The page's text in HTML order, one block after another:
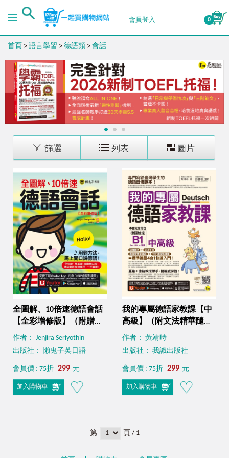
排序
出版日期 (舊→新)
銷售量 (高→低)
銷售量 (低→高)
價格 (高→低)
價格 (低→高)
會員登入 0
首頁 > 語言學習 > 德語類 > 會話
1 2 3
篩選 列表 圖片
全圖解、10倍速德語會話
【全彩增修版】（附贈
「Youtor App」內含VRP
虛擬點讀筆）
作者： Jenjira Seriyothin
出版社： 懶鬼子英日語
會員價 : 75折 299 元
加入購物車
我的專屬德語家教課【中
高級】（附文法精華隨身
冊＋最強背單字神器＋
「Youtor App」內含VRP
作者： 黃靖時
出版社： 我識出版社
會員價 : 75折 299 元
加入購物車
第 頁 / 1